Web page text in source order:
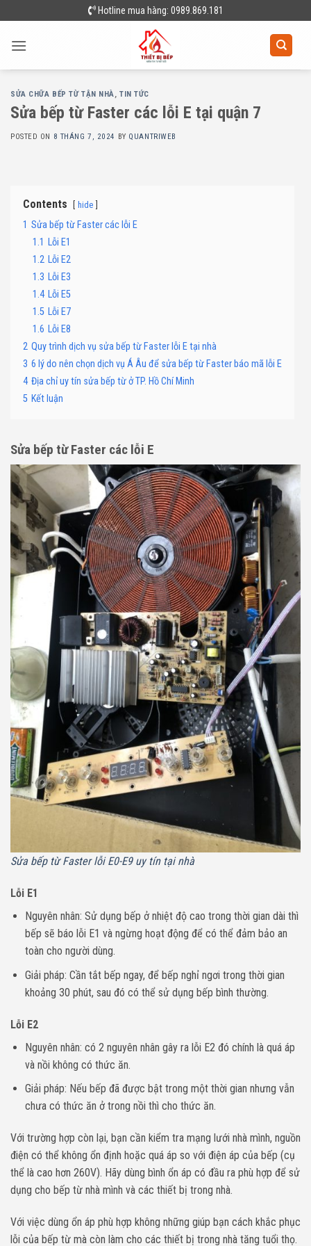
to
content
Hotline mua hàng: 0989.869.181
SỬA CHỮA BẾP TỪ TẬN NHÀ,TIN TỨC
Sửa bếp từ Faster các lỗi E tại quận 7
POSTED ON 8 THÁNG 7, 2024 BY QUANTRIWEB
Contents hide
1 Sửa bếp từ Faster các lỗi E
1.1 Lỗi E1
1.2 Lỗi E2
1.3 Lỗi E3
1.4 Lỗi E5
1.5 Lỗi E7
1.6 Lỗi E8
2 Quy trình dịch vụ sửa bếp từ Faster lỗi E tại nhà
3 6 lý do nên chọn dịch vụ Á Âu để sửa bếp từ Faster báo mã lỗi E
4 Địa chỉ uy tín sửa bếp từ ở TP. Hồ Chí Minh
5 Kết luận
Sửa bếp từ Faster các lỗi E
Sửa bếp từ Faster lỗi E0-E9 uy tín tại nhà
Lỗi E1
Nguyên nhân: Sử dụng bếp ở nhiệt độ cao trong thời gian dài thì
bếp sẽ báo lỗi E1 và ngừng hoạt động để có thể đảm bảo an
toàn cho người dùng.
Giải pháp: Cần tắt bếp ngay, để bếp nghỉ ngơi trong thời gian
khoảng 30 phút, sau đó có thể sử dụng bếp bình thường.
Lỗi E2
Nguyên nhân: có 2 nguyên nhân gây ra lỗi E2 đó chính là quá áp
và nồi không có thức ăn.
Giải pháp: Nếu bếp đã được bật trong một thời gian nhưng vẫn
chưa có thức ăn ở trong nồi thì cho thức ăn.
Với trường hợp còn lại, bạn cần kiểm tra mạng lưới nhà mình, nguồn
điện có thể không ổn định hoặc quá áp so với điện áp của bếp (cụ
thể là cao hơn 260V). Hãy dùng bình ổn áp có đầu ra phù hợp để sử
dụng cho bếp từ nhà mình và các thiết bị trong nhà.
Với việc dùng ổn áp phù hợp không những giúp bạn cách khắc phục
lỗi của bếp từ mà còn làm cho các thiết bị trong nhà tăng tuổi thọ.